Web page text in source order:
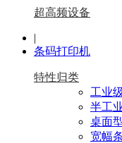
超高频设备
|
条码打印机
特性归类
工业
半工
桌面
宽幅